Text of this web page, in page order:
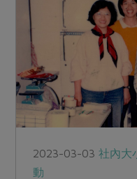
2023-03-03社內大
動